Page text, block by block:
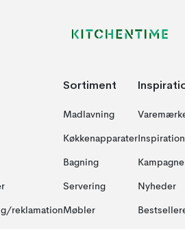
reklamation
Sortiment
Madlavning
Køkkenapparater
Bagning
Servering
Møbler
Inspiration
Nyheder